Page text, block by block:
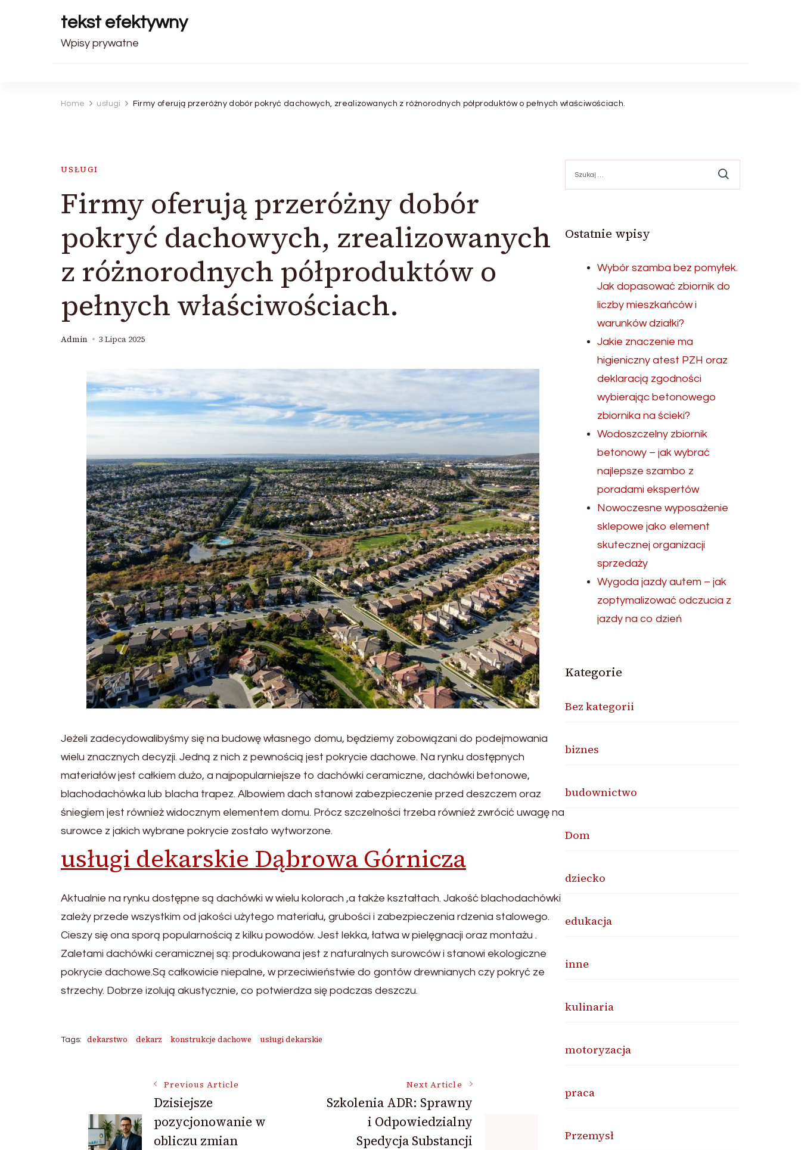
tekst efektywny
Wpisy prywatne
Home usługi Firmy oferują przeróżny dobór pokryć dachowych, zrealizowanych z różnorodnych półproduktów o pełnych właściwościach.
USŁUGI
Firmy oferują przeróżny dobór
pokryć dachowych, zrealizowanych
z różnorodnych półproduktów o
pełnych właściwościach.
Admin 3 Lipca 2025
Jeżeli zadecydowalibyśmy się na budowę własnego domu, będziemy zobowiązani do podejmowania
wielu znacznych decyzji. Jedną z nich z pewnością jest pokrycie dachowe. Na rynku dostępnych
materiałów jest całkiem dużo, a najpopularniejsze to dachówki ceramiczne, dachówki betonowe,
blachodachówka lub blacha trapez. Albowiem dach stanowi zabezpieczenie przed deszczem oraz
śniegiem jest również widocznym elementem domu. Prócz szczelności trzeba również zwrócić uwagę na
surowce z jakich wybrane pokrycie zostało wytworzone.
usługi dekarskie Dąbrowa Górnicza
Aktualnie na rynku dostępne są dachówki w wielu kolorach ,a także kształtach. Jakość blachodachówki
zależy przede wszystkim od jakości użytego materiału, grubości i zabezpieczenia rdzenia stalowego.
Cieszy się ona sporą popularnością z kilku powodów. Jest lekka, łatwa w pielęgnacji oraz montażu .
Zaletami dachówki ceramicznej są: produkowana jest z naturalnych surowców i stanowi ekologiczne
pokrycie dachowe.Są całkowicie niepalne, w przeciwieństwie do gontów drewnianych czy pokryć ze
strzechy. Dobrze izolują akustycznie, co potwierdza się podczas deszczu.
Tags: dekarstwo dekarz konstrukcje dachowe usługi dekarskie
Navigation
Previous Article
Dzisiejsze
pozycjonowanie w
obliczu zmian
Next Article
Szkolenia ADR: Sprawny
i Odpowiedzialny
Spedycja Substancji
Ostatnie wpisy
Wybór szamba bez pomyłek.
Jak dopasować zbiornik do
liczby mieszkańców i
warunków działki?
Jakie znaczenie ma
higieniczny atest PZH oraz
deklaracją zgodności
wybierając betonowego
zbiornika na ścieki?
Wodoszczelny zbiornik
betonowy – jak wybrać
najlepsze szambo z
poradami ekspertów
Nowoczesne wyposażenie
sklepowe jako element
skutecznej organizacji
sprzedaży
Wygoda jazdy autem – jak
zoptymalizować odczucia z
jazdy na co dzień
Kategorie
Bez kategorii
biznes
budownictwo
Dom
dziecko
edukacja
inne
kulinaria
motoryzacja
praca
Przemysł